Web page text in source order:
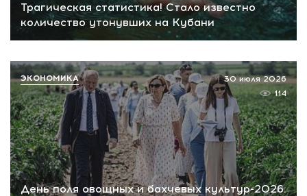
Трагическая статистика! Стало известно
количество утонувших на Кубани
День поля овощных и бахчевых культур-2026.
30 июля 2026
114
ЭКОНОМИКА